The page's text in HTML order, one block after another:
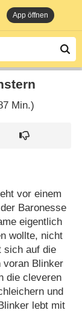
App öffnen
Min.)
vor einem
Baronesse
eigentlich
wollte, nicht
sich auf die
voran Blinker
die cleveren
und
lebt mit